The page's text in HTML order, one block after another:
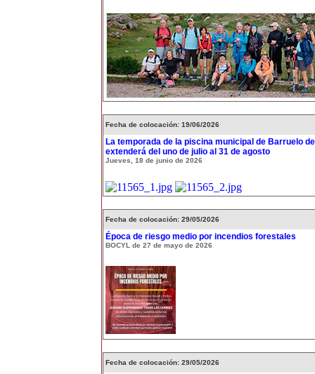
Fecha de colocación: 19/06/2026
La temporada de la piscina municipal de Barruelo
extenderá del uno de julio al 31 de agosto
Jueves, 18 de junio de 2026
Fecha de colocación: 29/05/2026
Época de riesgo medio por incendios forestales
BOCYL de 27 de mayo de 2026
Fecha de colocación: 29/05/2026